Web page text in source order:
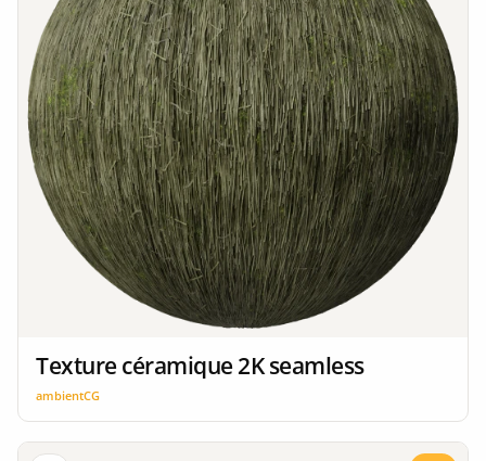
Texture céramique 2K seamless
ambientCG